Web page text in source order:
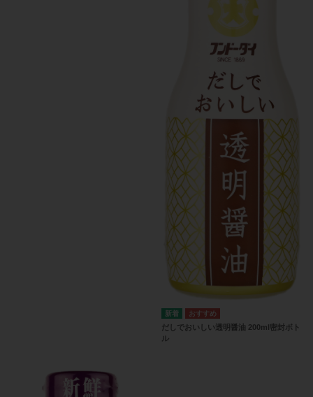
だしでおいしい透明醤油 200ml密封ボト
ル